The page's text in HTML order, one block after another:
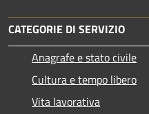
CATEGORIE DI SERVIZIO
Anagrafe e stato civile
Cultura e tempo libero
Vita lavorativa